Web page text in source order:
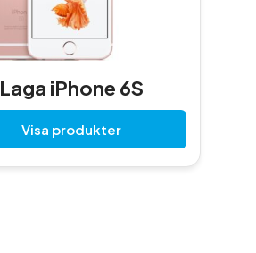
Laga iPhone 6S
Visa produkter